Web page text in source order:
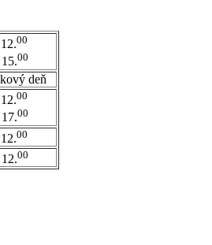
00
00
deň
00
00
00
00